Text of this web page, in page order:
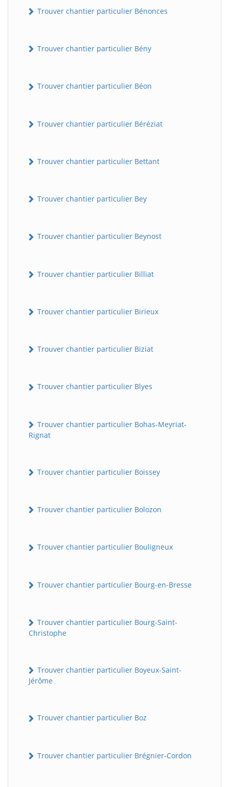
Trouver chantier particulier Bénonces
Trouver chantier particulier Bény
Trouver chantier particulier Béon
Trouver chantier particulier Béréziat
Trouver chantier particulier Bettant
Trouver chantier particulier Bey
Trouver chantier particulier Beynost
Trouver chantier particulier Billiat
Trouver chantier particulier Birieux
Trouver chantier particulier Biziat
Trouver chantier particulier Blyes
Trouver chantier particulier Bohas-Meyriat-
Rignat
Trouver chantier particulier Boissey
Trouver chantier particulier Bolozon
Trouver chantier particulier Bouligneux
Trouver chantier particulier Bourg-en-Bresse
Trouver chantier particulier Bourg-Saint-
Christophe
Trouver chantier particulier Boyeux-Saint-
Jérôme
Trouver chantier particulier Boz
Trouver chantier particulier Brégnier-Cordon